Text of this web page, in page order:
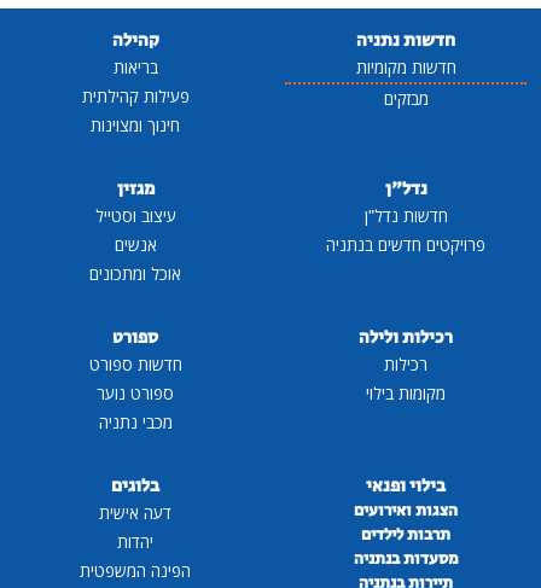
חדשות נתניה
חדשות מקומיות
מבזקים
קהילה
בריאות
פעילות קהילתית
חינוך ומצוינות
נדל"ן
חדשות נדל"ן
פרויקטים חדשים בנתניה
מגזין
עיצוב וסטייל
אנשים
אוכל ומתכונים
רכילות ולילה
רכילות
מקומות בילוי
ספורט
חדשות ספורט
ספורט נוער
מכבי נתניה
בילוי ופנאי
הצגות ואירועים
תרבות לילדים
מסעדות בנתניה
תיירות בנתניה
בלוגים
דעה אישית
יהדות
הפינה המשפטית